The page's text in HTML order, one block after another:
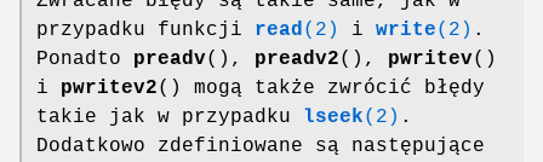
przypadku funkcji read (2) i write(2) .
Ponadto preadv(), preadv2(), pwritev()
i pwritev2() mogą także zwrócić błędy
takie jak w przypadku lseek(2) .
Dodatkowo zdefiniowane są następujące